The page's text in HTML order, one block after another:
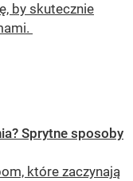
by skutecznie
Sprytne sposoby
które zaczynają